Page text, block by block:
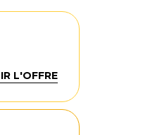
L'OFFRE